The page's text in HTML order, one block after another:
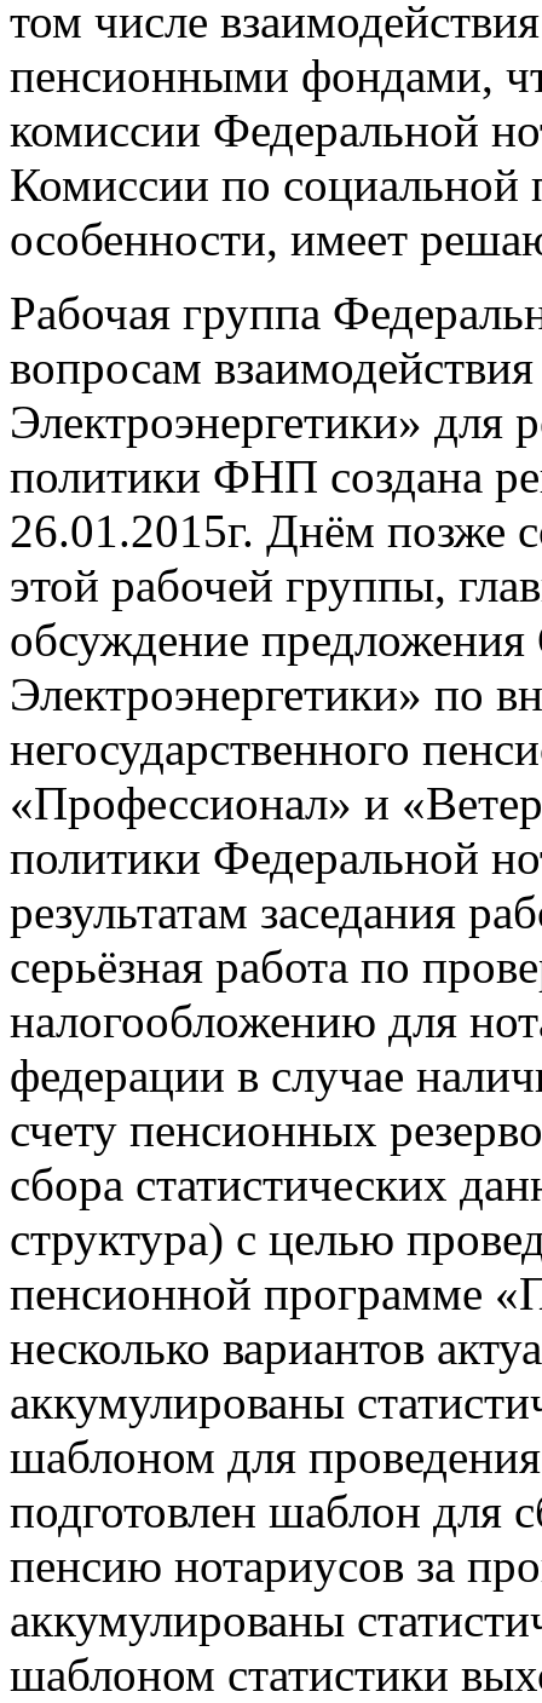
том числе
пенсионными фондами,
комиссии Федеральной
Комиссии по
особенности, имеет
Рабочая группа
вопросам
Электроэнергетики» для
политики ФНП создана
26.01.2015г. Днём позже
этой рабочей группы,
обсуждение
Электроэнергетики» по
негосударственного
«Профессионал» и
политики Федеральной
результатам заседания
серьёзная работа по
налогообложению для
федерации в случае
счету пенсионных
сбора статистических
структура) с целью
пенсионной программе
несколько вариантов
аккумулированы
шаблоном для
подготовлен шаблон для
пенсию нотариусов за
аккумулированы
шаблоном статистики